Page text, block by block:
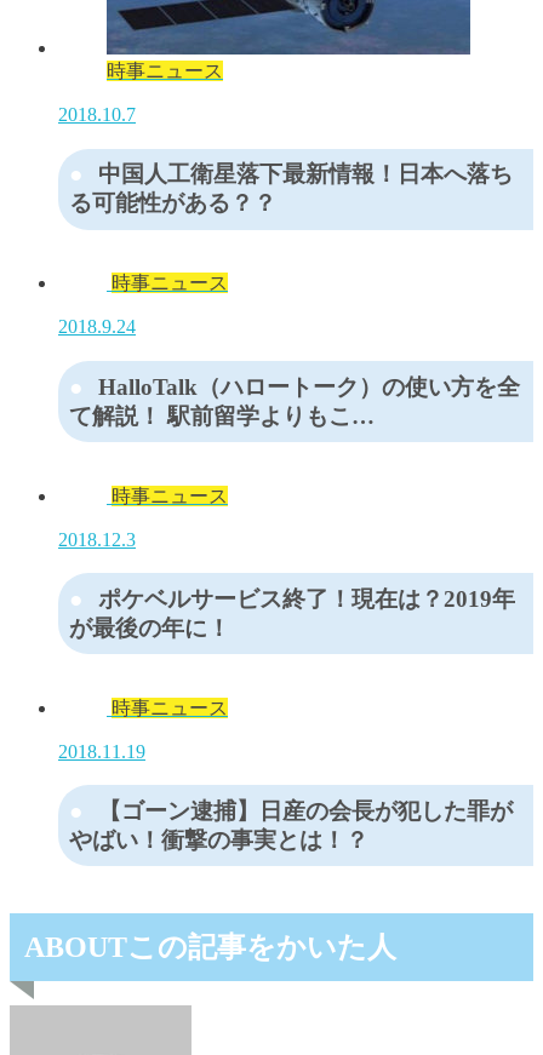
時事ニュース
2018.10.7
中国人工衛星落下最新情報！日本へ落ち
る可能性がある？？
時事ニュース
2018.9.24
HalloTalk（ハロートーク）の使い方を全
て解説！ 駅前留学よりもこ…
時事ニュース
2018.12.3
ポケベルサービス終了！現在は？2019年
が最後の年に！
時事ニュース
2018.11.19
【ゴーン逮捕】日産の会長が犯した罪が
やばい！衝撃の事実とは！？
ABOUTこの記事をかいた人